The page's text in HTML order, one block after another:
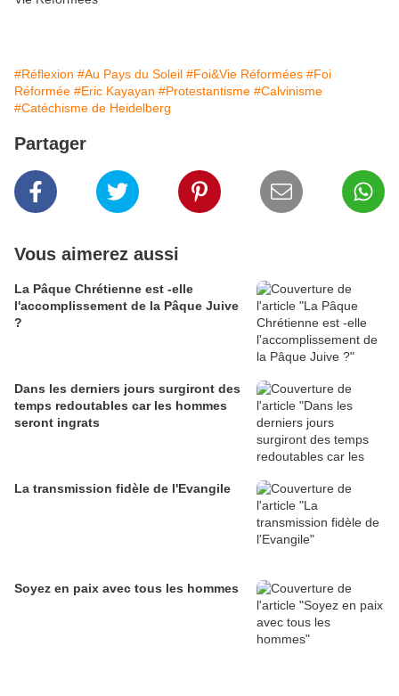
#Réflexion #Au Pays du Soleil #Foi&Vie Réformées #Foi
Réformée #Eric Kayayan #Protestantisme #Calvinisme
#Catéchisme de Heidelberg
Partager
Vous aimerez aussi
La Pâque Chrétienne est -elle
l'accomplissement de la Pâque Juive
?
Dans les derniers jours surgiront des
temps redoutables car les hommes
seront ingrats
La transmission fidèle de l'Evangile
Soyez en paix avec tous les hommes